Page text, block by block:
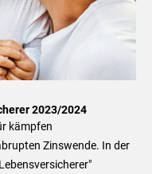
2023/2024
kämpfen
Zinswende. In der